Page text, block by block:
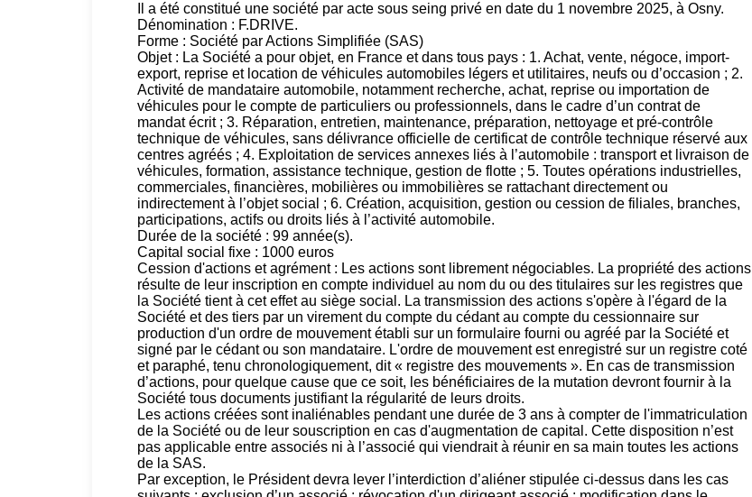
Il a été constitué une société par acte sous seing privé en date du 1 novembre 2025, à Osny.
Dénomination : F.DRIVE.
Forme : Société par Actions Simplifiée (SAS)
Objet : La Société a pour objet, en France et dans tous pays : 1. Achat, vente, négoce, import-
export, reprise et location de véhicules automobiles légers et utilitaires, neufs ou d’occasion ; 2.
Activité de mandataire automobile, notamment recherche, achat, reprise ou importation de
véhicules pour le compte de particuliers ou professionnels, dans le cadre d’un contrat de
mandat écrit ; 3. Réparation, entretien, maintenance, préparation, nettoyage et pré-contrôle
technique de véhicules, sans délivrance officielle de certificat de contrôle technique réservé aux
centres agréés ; 4. Exploitation de services annexes liés à l’automobile : transport et livraison de
véhicules, formation, assistance technique, gestion de flotte ; 5. Toutes opérations industrielles,
commerciales, financières, mobilières ou immobilières se rattachant directement ou
indirectement à l’objet social ; 6. Création, acquisition, gestion ou cession de filiales, branches,
participations, actifs ou droits liés à l’activité automobile.
Durée de la société : 99 année(s).
Capital social fixe : 1000 euros
Cession d'actions et agrément : Les actions sont librement négociables. La propriété des actions
résulte de leur inscription en compte individuel au nom du ou des titulaires sur les registres que
la Société tient à cet effet au siège social. La transmission des actions s'opère à l'égard de la
Société et des tiers par un virement du compte du cédant au compte du cessionnaire sur
production d'un ordre de mouvement établi sur un formulaire fourni ou agréé par la Société et
signé par le cédant ou son mandataire. L'ordre de mouvement est enregistré sur un registre coté
et paraphé, tenu chronologiquement, dit « registre des mouvements ». En cas de transmission
d’actions, pour quelque cause que ce soit, les bénéficiaires de la mutation devront fournir à la
Société tous documents justifiant la régularité de leurs droits.
Les actions créées sont inaliénables pendant une durée de 3 ans à compter de l'immatriculation
de la Société ou de leur souscription en cas d'augmentation de capital. Cette disposition n’est
pas applicable entre associés ni à l’associé qui viendrait à réunir en sa main toutes les actions
de la SAS.
Par exception, le Président devra lever l’interdiction d’aliéner stipulée ci-dessus dans les cas